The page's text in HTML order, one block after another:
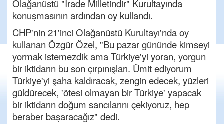
Olağanüstü "İrade Milletindir" Kurultayında
konuşmasının ardından oy kullandı.
CHP'nin 21'inci Olağanüstü Kurultayı'nda oy
kullanan Özgür Özel, "Bu pazar gününde kimseyi
yormak istemezdik ama Türkiye'yi yoran, yorgun
bir iktidarın bu son çırpınışları. Ümit ediyorum
Türkiye'yi şaha kaldıracak, zengin edecek, yüzleri
güldürecek, 'ötesi olmayan bir Türkiye' yapacak
bir iktidarın doğum sancılarını çekiyoruz, hep
beraber başaracağız" dedi.